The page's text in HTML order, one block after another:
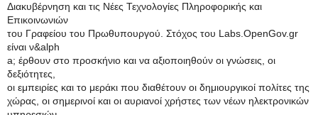
Διακυβέρνηση και τις Νέες Τεχνολογίες Πληροφορικής και
Επικοινωνιών
του Γραφείου του Πρωθυπουργού. Στόχος του Labs.OpenGov.gr
είναι ν&alph
a; έρθουν στο προσκήνιο και να αξιοποιηθούν οι γνώσεις, οι
δεξιότητες,
οι εμπειρίες και το μεράκι που διαθέτουν οι δημιουργικοί πολίτες της
χώρας, οι σημερινοί και οι αυριανοί χρήστες των νέων ηλεκτρονικών